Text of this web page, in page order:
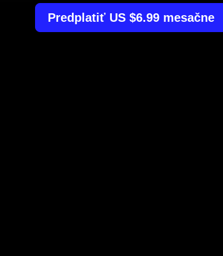
Predplatiť US $6.99 mesačne